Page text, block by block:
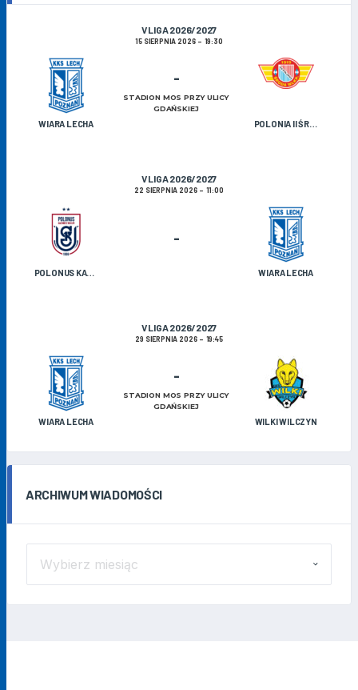
V LIGA 2026/2027
15 SIERPNIA 2026 19:30
WIARA LECHA POLONIA II ŚRODA WIELKOPOLSKA
-
STADION MOS PRZY ULICY
GDAŃSKIEJ
V LIGA 2026/2027
22 SIERPNIA 2026 11:00
POLONUS KAZIMIERZ BISKUPI WIARA LECHA
-
V LIGA 2026/2027
29 SIERPNIA 2026 19:45
WIARA LECHA WILKI WILCZYN
-
STADION MOS PRZY ULICY
GDAŃSKIEJ
ARCHIWUM WIADOMOŚCI
WIADOMOŚCI